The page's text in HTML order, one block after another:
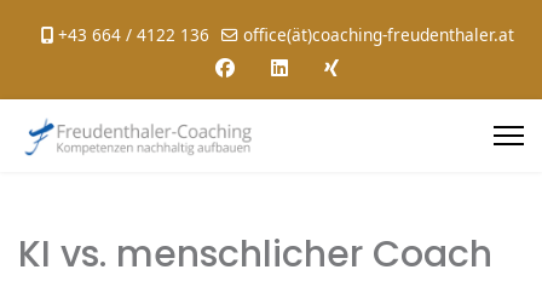
+43 664 / 4122 136 office(ät)coaching-freudenthaler.at
KI vs. menschlicher Coach